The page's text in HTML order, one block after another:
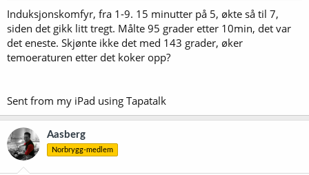
Induksjonskomfyr, fra 1-9. 15 minutter på 5, økte så til 7,
siden det gikk litt tregt. Målte 95 grader etter 10min, det var
det eneste. Skjønte ikke det med 143 grader, øker
temoeraturen etter det koker opp?
Sent from my iPad using Tapatalk
Aasberg
Norbrygg-medlem